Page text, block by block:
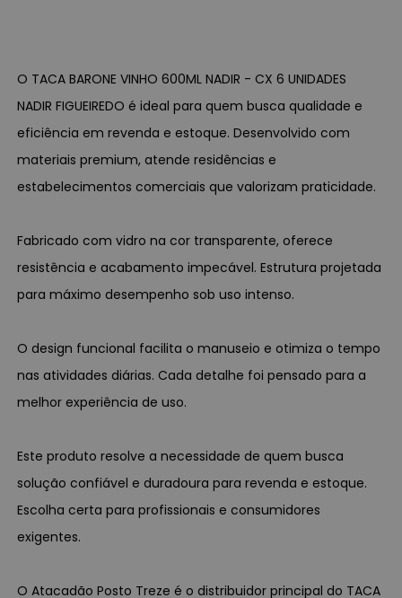
O TACA BARONE VINHO 600ML NADIR - CX 6 UNIDADES
NADIR FIGUEIREDO é ideal para quem busca qualidade e
eficiência em revenda e estoque. Desenvolvido com
materiais premium, atende residências e
estabelecimentos comerciais que valorizam praticidade.
Fabricado com vidro na cor transparente, oferece
resistência e acabamento impecável. Estrutura projetada
para máximo desempenho sob uso intenso.
O design funcional facilita o manuseio e otimiza o tempo
nas atividades diárias. Cada detalhe foi pensado para a
melhor experiência de uso.
Este produto resolve a necessidade de quem busca
solução confiável e duradoura para revenda e estoque.
Escolha certa para profissionais e consumidores
exigentes.
O Atacadão Posto Treze é o distribuidor principal do TACA